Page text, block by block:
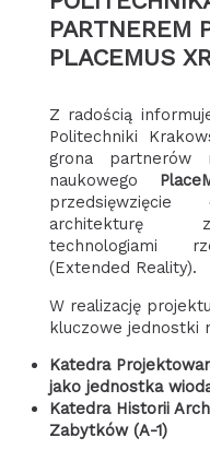
PARTNEREM
PLACEMUS
Z radością
Politechniki
grona partnerów
naukowego
architekturę z
technologiami
(Extended Reality).
W realizację
kluczowe jednostki
Katedra
jako jednostka
Katedra Historii
Zabytków (A-1)